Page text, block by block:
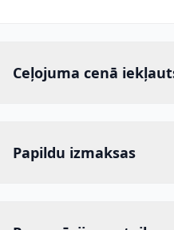
Ceļojuma cenā
Papildu izmaksas